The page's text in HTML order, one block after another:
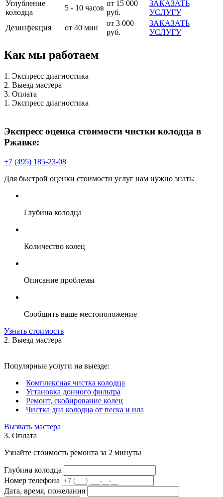
Углубление
колодца
5 - 10 часов
от 15 000
руб.
ЗАКАЗАТЬ
УСЛУГУ
Дезинфекция
от 40 мин
от 3 000
руб.
ЗАКАЗАТЬ
УСЛУГУ
Как мы работаем
1. Экспресс диагностика
2. Выезд мастера
3. Оплата
1. Экспресс диагностика
Экспресс оценка стоимости чистки колодца в
Ржавке:
+7 (495) 185-23-08
Для быстрой оценки стоимости услуг нам нужно знать:
Глубина колодца
Количество колец
Описание проблемы
Сообщить ваше местоположение
Узнать стоимость
2. Выезд мастера
Популярные услуги на выезде:
Комплексная чистка колодца
Установка донного фильтра
Ремонт, скобирование колец
Чистка дна колодца от песка и ила
Вызвать мастера
3. Оплата
Узнайте стоимость ремонта за 2 минуты
Глубина колодца
Номер телефона
Дата, время, пожелания